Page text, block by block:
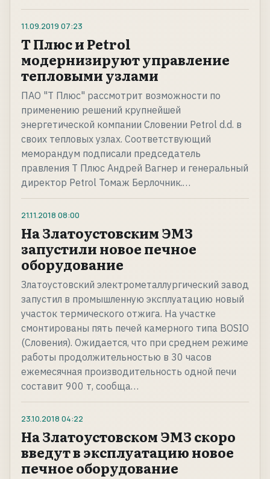
11.09.2019 07:23
Т Плюс и Petrol
модернизируют управление
тепловыми узлами
ПАО "Т Плюс" рассмотрит возможности по
применению решений крупнейшей
энергетической компании Словении Petrol d.d. в
своих тепловых узлах. Соответствующий
меморандум подписали председатель
правления Т Плюс Андрей Вагнер и генеральный
директор Petrol Томаж Берлочник.…
21.11.2018 08:00
На Златоустовским ЭМЗ
запустили новое печное
оборудование
Златоустовский электрометаллургический завод
запустил в промышленную эксплуатацию новый
участок термического отжига. На участке
смонтированы пять печей камерного типа BOSIO
(Словения). Ожидается, что при среднем режиме
работы продолжительностью в 30 часов
ежемесячная производительность одной печи
составит 900 т, сообща…
23.10.2018 04:22
На Златоустовском ЭМЗ скоро
введут в эксплуатацию новое
печное оборудование